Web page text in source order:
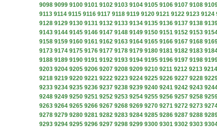
9098 9099 9100 9101 9102 9103 9104 9105 9106 9107 9108
9113 9114 9115 9116 9117 9118 9119 9120 9121 9122 9123 9124
9128 9129 9130 9131 9132 9133 9134 9135 9136 9137 9138
9143 9144 9145 9146 9147 9148 9149 9150 9151 9152 9153
9158 9159 9160 9161 9162 9163 9164 9165 9166 9167 9168
9173 9174 9175 9176 9177 9178 9179 9180 9181 9182 9183
9188 9189 9190 9191 9192 9193 9194 9195 9196 9197 9198
9203 9204 9205 9206 9207 9208 9209 9210 9211 9212 9213 9214
9218 9219 9220 9221 9222 9223 9224 9225 9226 9227 9228
9233 9234 9235 9236 9237 9238 9239 9240 9241 9242 9243
9248 9249 9250 9251 9252 9253 9254 9255 9256 9257 9258
9263 9264 9265 9266 9267 9268 9269 9270 9271 9272 9273
9278 9279 9280 9281 9282 9283 9284 9285 9286 9287 9288
9293 9294 9295 9296 9297 9298 9299 9300 9301 9302 9303